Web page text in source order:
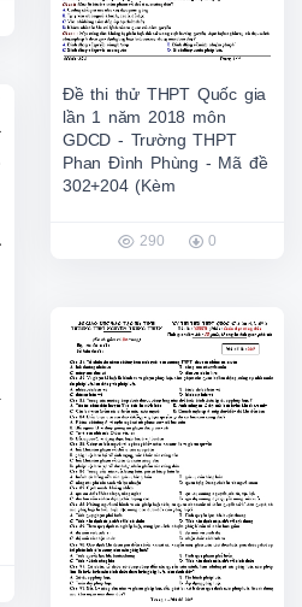
Đề thi thử THPT Quốc gia
lần 1 năm 2018 môn
GDCD - Trường THPT
Phan Đình Phùng - Mã đề
302+204 (Kèm
290 0